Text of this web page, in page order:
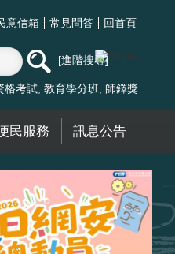
意信箱 常見問答 回首頁
進階搜尋
格考試 教育學分班 師鐸獎
民服務 訊息公告